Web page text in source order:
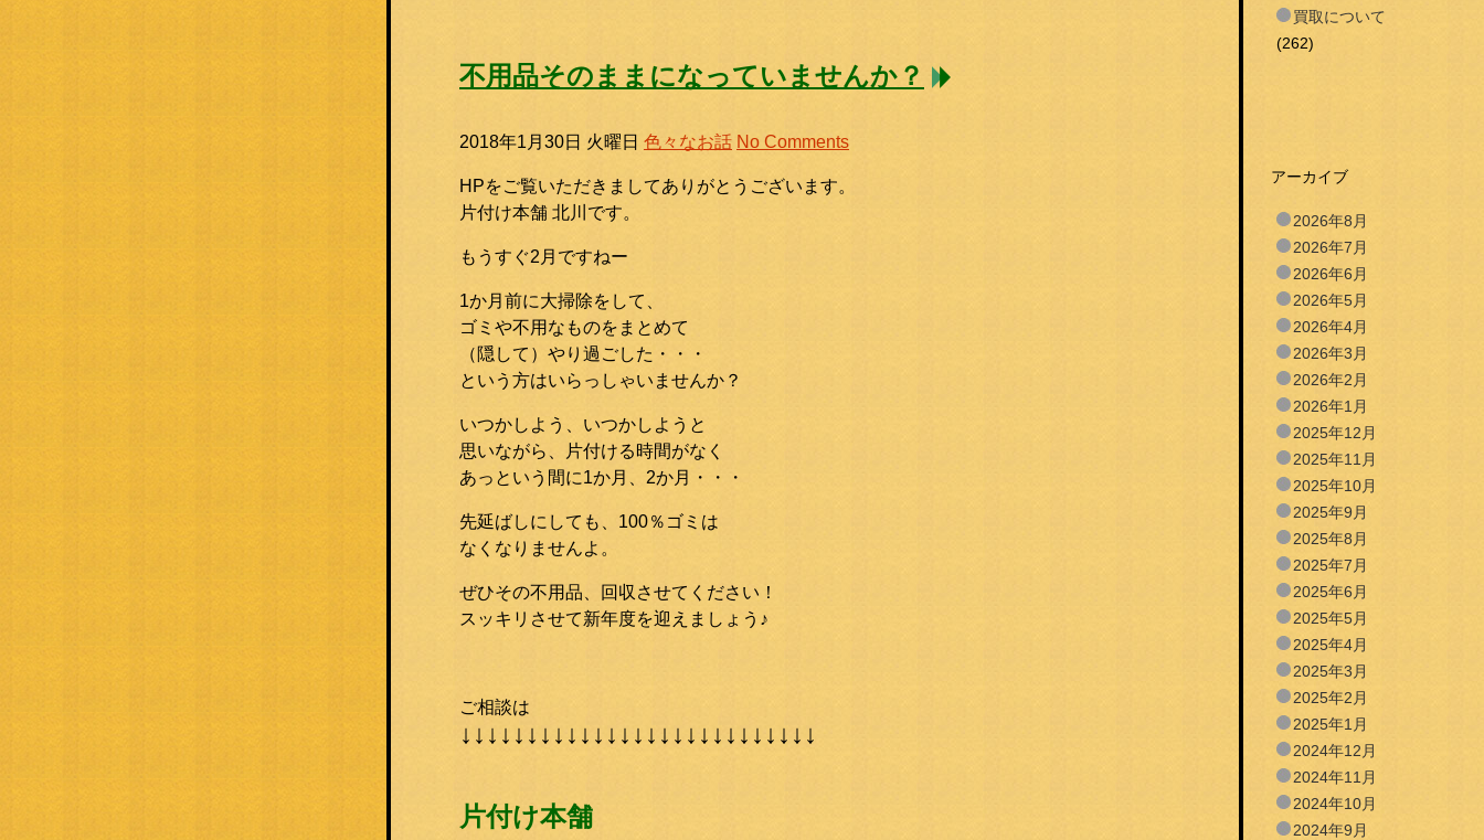
不用品そのままになっていませんか？
2018年1月30日 火曜日 色々なお話 No Comments
HPをご覧いただきましてありがとうございます。
片付け本舗 北川です。
もうすぐ2月ですねー
1か月前に大掃除をして、
ゴミや不用なものをまとめて
（隠して）やり過ごした・・・
という方はいらっしゃいませんか？
いつかしよう、いつかしようと
思いながら、片付ける時間がなく
あっという間に1か月、2か月・・・
先延ばしにしても、100％ゴミは
なくなりませんよ。
ぜひその不用品、回収させてください！
スッキリさせて新年度を迎えましょう♪
ご相談は
↓↓↓↓↓↓↓↓↓↓↓↓↓↓↓↓↓↓↓↓↓↓↓↓↓↓↓
片付け本舗
買取について
(262)
アーカイブ
2026年8月
2026年7月
2026年6月
2026年5月
2026年4月
2026年3月
2026年2月
2026年1月
2025年12月
2025年11月
2025年10月
2025年9月
2025年8月
2025年7月
2025年6月
2025年5月
2025年4月
2025年3月
2025年2月
2025年1月
2024年12月
2024年11月
2024年10月
2024年9月